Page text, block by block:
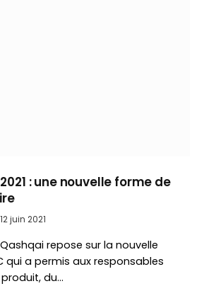
: une nouvelle forme de
12 juin 2021
repose sur la nouvelle
qui a permis aux responsables
du…